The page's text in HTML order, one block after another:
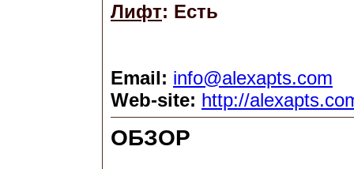
Лифт: Есть
Email: info@alexapts.com
Web-site: http://
ОБЗОР